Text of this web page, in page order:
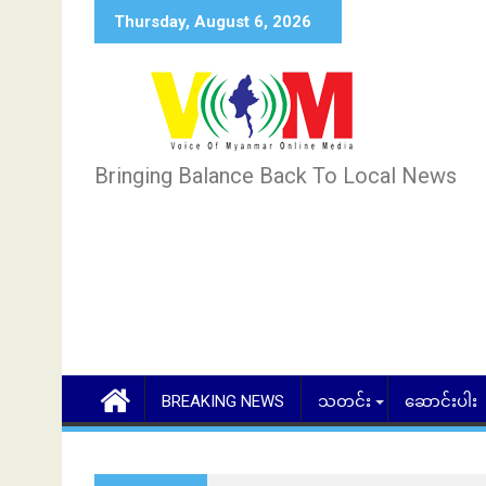
Thursday, August 6, 2026
Bringing Balance Back To Local News
BREAKING NEWS သတင်း ဆောင်းပါး